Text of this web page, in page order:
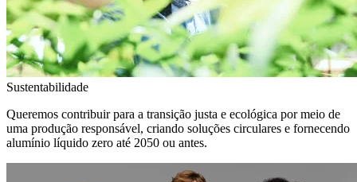
Sustentabilidade
Queremos contribuir para a transição justa e ecológica por meio de
uma produção responsável, criando soluções circulares e fornecendo
alumínio líquido zero até 2050 ou antes.